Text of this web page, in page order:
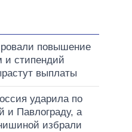
повышение
и стипендий
выплаты
ударила по
и Павлограду, а
избрали